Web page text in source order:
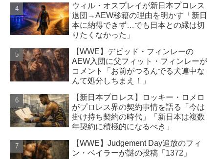
ウィル・オスプレイが新日本プロレス
退団→AEW移籍の理由を明かす「新日
本に納得できず…でも日本との縁は切
りたくなかった」
【WWE】デビッド・フィンレーの
AEW入団に父フィット・フィンレーが
コメント「お前がつるんでる犬連中な
んて処分しちまえ！」
【新日本プロレス】ロッキー・ロメロ
がプロレス界の契約事情を語る「今は
掛け持ち契約の時代」「新日本は複数
年契約に積極的になるべき」
【WWE】Judgement Day追放のフィ
ン・ベイラーが謎の投稿「1372」